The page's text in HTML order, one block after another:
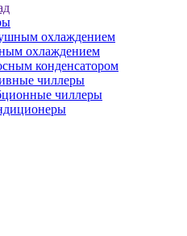
охлаждением
охлаждением
конденсатором
чиллеры
чиллеры